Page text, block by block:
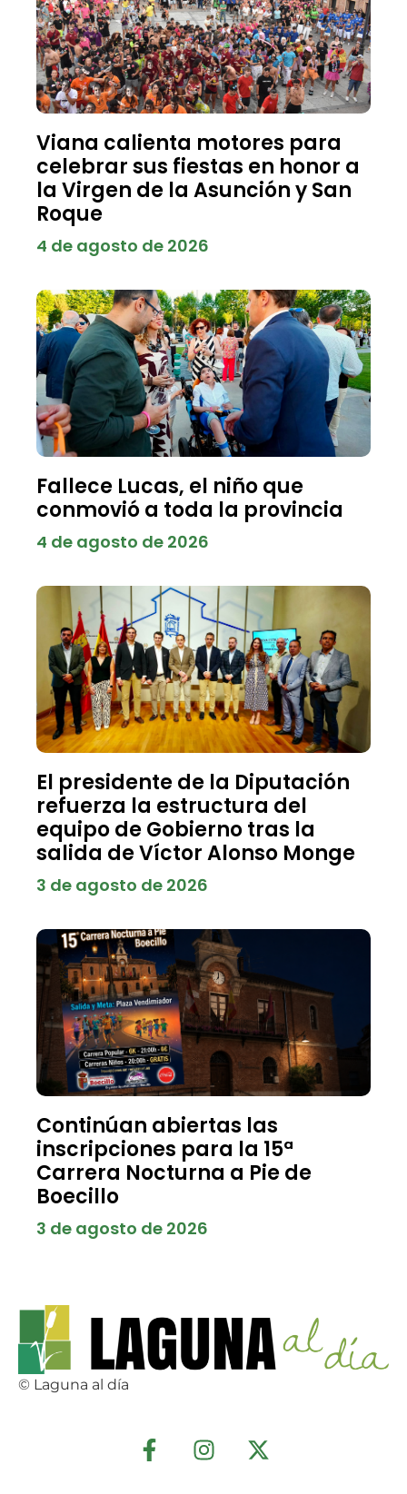
Viana calienta motores para
celebrar sus fiestas en honor a
la Virgen de la Asunción y San
Roque
4 de agosto de 2026
Fallece Lucas, el niño que
conmovió a toda la provincia
4 de agosto de 2026
El presidente de la Diputación
refuerza la estructura del
equipo de Gobierno tras la
salida de Víctor Alonso Monge
3 de agosto de 2026
Continúan abiertas las
inscripciones para la 15ª
Carrera Nocturna a Pie de
Boecillo
3 de agosto de 2026
© Laguna al día